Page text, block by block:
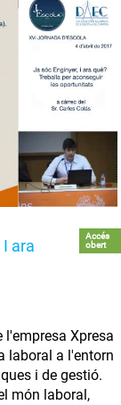
ara
Accés
obert
l'empresa Xpresa
laboral a l'entorn
i de gestió.
món laboral,